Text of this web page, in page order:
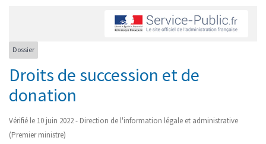
Dossier
Droits de succession et de
donation
Vérifié le 10 juin 2022 - Direction de l'information légale et administrative
(Premier ministre)